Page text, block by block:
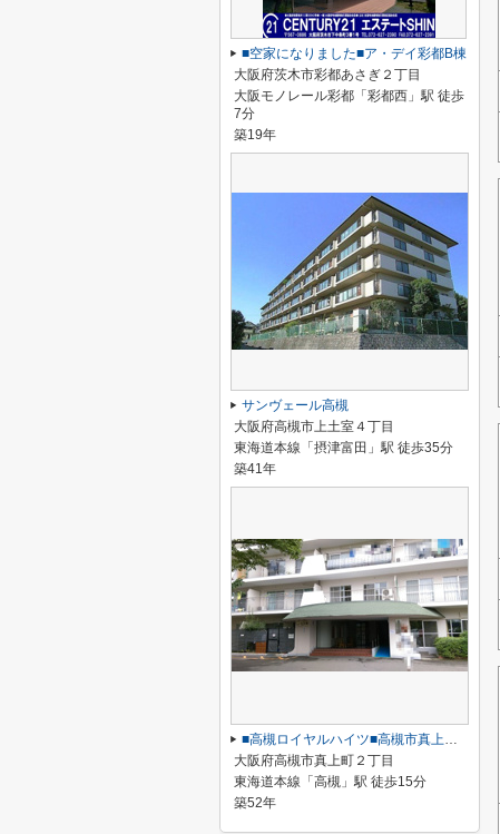
■空家になりました■ア・デイ彩都B棟
大阪府茨木市彩都あさぎ２丁目
大阪モノレール彩都「彩都西」駅 徒歩
7分
築19年
サンヴェール高槻
大阪府高槻市上土室４丁目
東海道本線「摂津富田」駅 徒歩35分
築41年
■高槻ロイヤルハイツ■高槻市真上町二丁目
大阪府高槻市真上町２丁目
東海道本線「高槻」駅 徒歩15分
築52年